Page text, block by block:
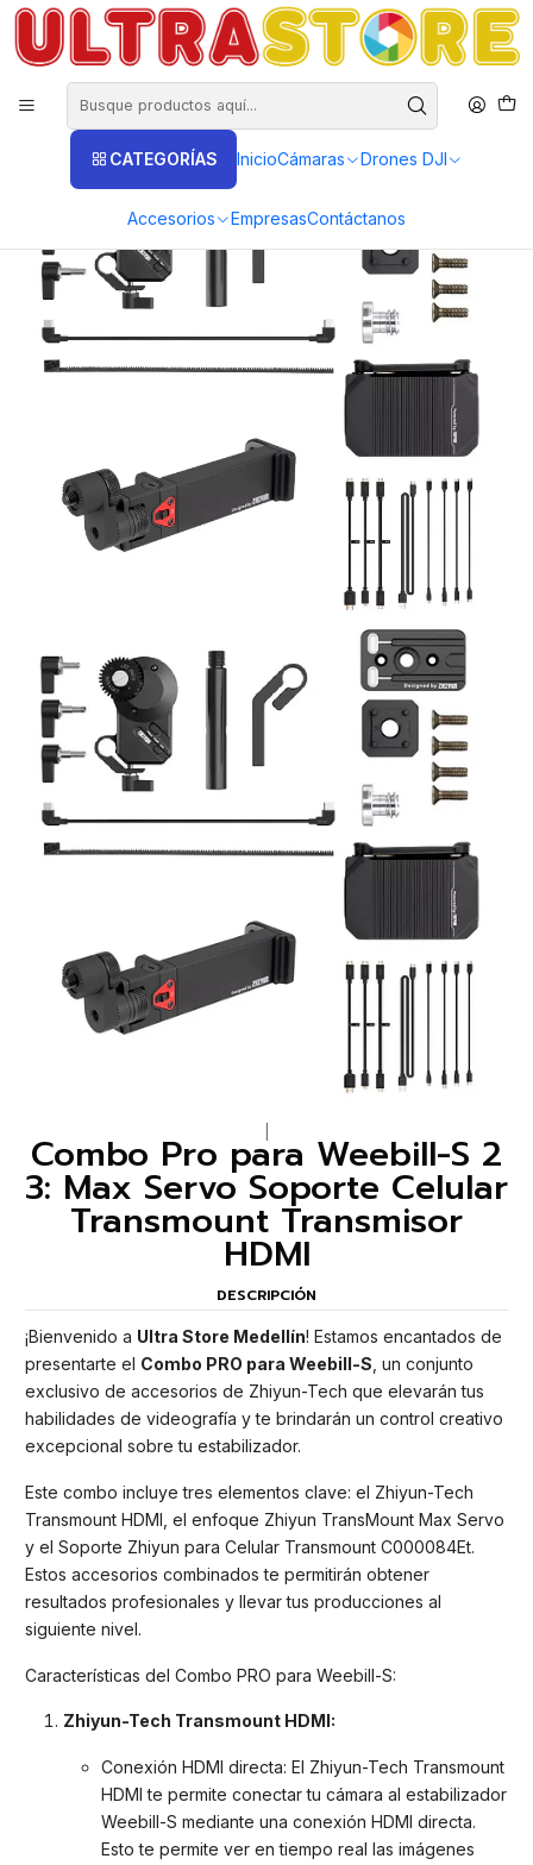
CATEGORÍAS InicioCámaras Drones DJI
Accesorios EmpresasContáctanos
DISTRIBUIDORES EXCLUSIVOS INSTA360, GOPRO, DJI
Inicio Fotografía y Video Estabilizadores
Combo Pro para Weebill-S 2 3: Max Servo Soporte Celular
Transmount Transmisor HDMI
Combo Pro para Weebill-S 2
3: Max Servo Soporte Celular
Transmount Transmisor
HDMI
DESCRIPCIÓN
¡Bienvenido a Ultra Store Medellín! Estamos encantados de
presentarte el Combo PRO para Weebill-S , un conjunto
exclusivo de accesorios de Zhiyun-Tech que elevarán tus
habilidades de videografía y te brindarán un control creativo
excepcional sobre tu estabilizador.
Este combo incluye tres elementos clave: el Zhiyun-Tech
Transmount HDMI, el enfoque Zhiyun TransMount Max Servo
y el Soporte Zhiyun para Celular Transmount C000084Et.
Estos accesorios combinados te permitirán obtener
resultados profesionales y llevar tus producciones al
siguiente nivel.
Características del Combo PRO para Weebill-S:
Zhiyun-Tech Transmount HDMI:
Conexión HDMI directa: El Zhiyun-Tech Transmount
HDMI te permite conectar tu cámara al estabilizador
Weebill-S mediante una conexión HDMI directa.
Esto te permite ver en tiempo real las imágenes